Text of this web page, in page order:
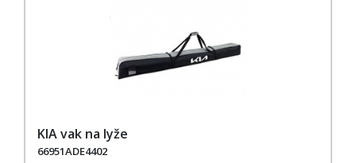
KIA vak na lyže
66951ADE4402